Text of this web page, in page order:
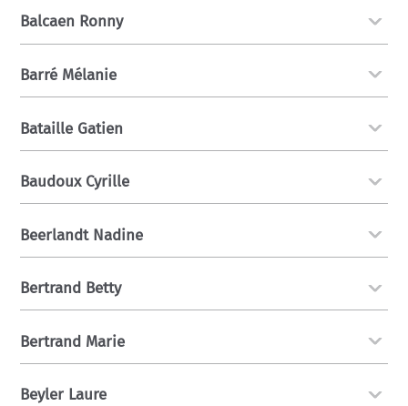
Balcaen Ronny
Barré Mélanie
Bataille Gatien
Baudoux Cyrille
Beerlandt Nadine
Bertrand Betty
Bertrand Marie
Beyler Laure